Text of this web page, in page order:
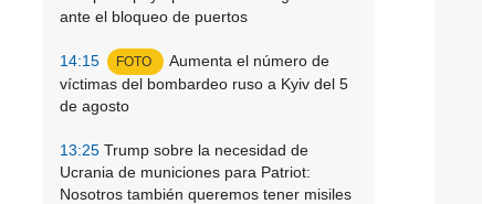
ante el bloqueo de puertos
14:15 FOTO
Aumenta el número de
víctimas del bombardeo ruso a Kyiv del 5
de agosto
13:25 Trump sobre la necesidad de
Ucrania de municiones para Patriot:
Nosotros también queremos tener misiles